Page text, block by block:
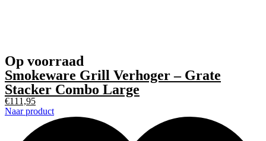
Op voorraad
Smokeware Grill Verhoger – Grate
Stacker Combo Large
€111,95
Naar product